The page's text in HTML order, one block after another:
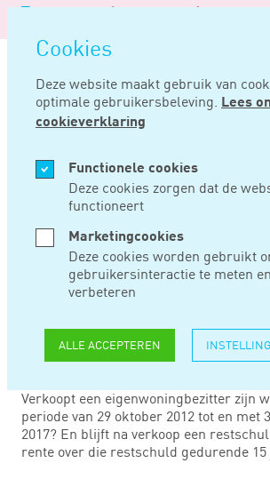
overslaan
Cookies
Deze website maakt gebruik van
optimale gebruikersbeleving. Lees
cookieverklaring
Functionele cookies
Deze cookies zorgen dat de
functioneert
Marketingcookies
Deze cookies worden gebruikt
gebruikersinteractie te meten
verbeteren
ALLE ACCEPTEREN
Logo
Noord
Negentig
Home Nieuws
APR 30, 2024
RENTE NIET-
RESTSCHULD
AFTREKBAAR
Verkoopt een eigenwoningbezitter zijn
periode van 29 oktober 2012 tot en met
2017? En blijft na verkoop een
rente over die restschuld gedurende